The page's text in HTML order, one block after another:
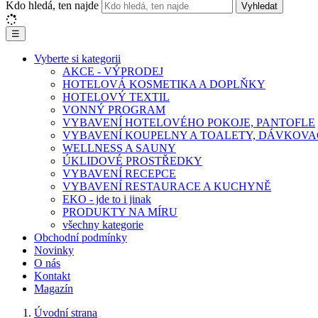
Kdo hledá, ten najde Vyhledat
☰
Vyberte si kategorii
AKCE - VÝPRODEJ
HOTELOVÁ KOSMETIKA A DOPLŇKY
HOTELOVÝ TEXTIL
VONNÝ PROGRAM
VYBAVENÍ HOTELOVÉHO POKOJE, PANTOFLE
VYBAVENÍ KOUPELNY A TOALETY,
WELLNESS A SAUNY
ÚKLIDOVÉ PROSTŘEDKY
VYBAVENÍ RECEPCE
VYBAVENÍ RESTAURACE A KUCHYNĚ
EKO - jde to i jinak
PRODUKTY NA MÍRU
všechny kategorie
Obchodní podmínky
Novinky
O nás
Kontakt
Magazín
Úvodní strana